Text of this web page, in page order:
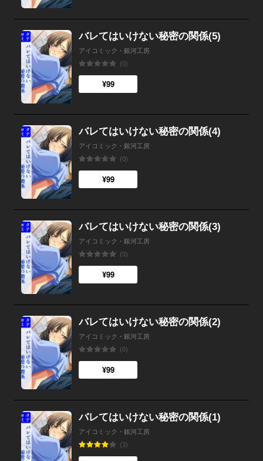
バレてはいけない秘密の関係(5)
アイコミック・銀河工房
(0)
¥99
バレてはいけない秘密の関係(4)
アイコミック・銀河工房
(0)
¥99
バレてはいけない秘密の関係(3)
アイコミック・銀河工房
(0)
¥99
バレてはいけない秘密の関係(2)
アイコミック・銀河工房
(0)
¥99
バレてはいけない秘密の関係(1)
アイコミック・銀河工房
(3)